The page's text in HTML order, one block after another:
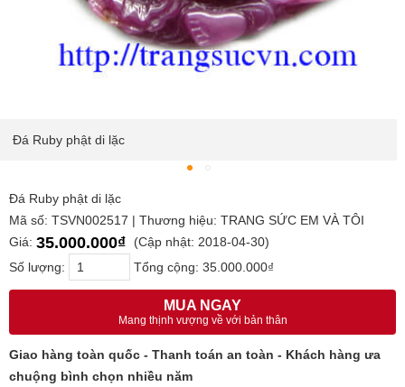
Đá Ruby phật di lặc
Đá Ruby phật di lặc
Mã số: TSVN002517 | Thương hiệu: TRANG SỨC EM VÀ TÔI
Giá: 35.000.000₫
(Cập nhật: 2018-04-30)
Số lượng:
Tổng cộng: 35.000.000₫
MUA NGAY
Mang thịnh vượng về với bản thân
Giao hàng toàn quốc - Thanh toán an toàn - Khách hàng ưa
chuộng bình chọn nhiều năm